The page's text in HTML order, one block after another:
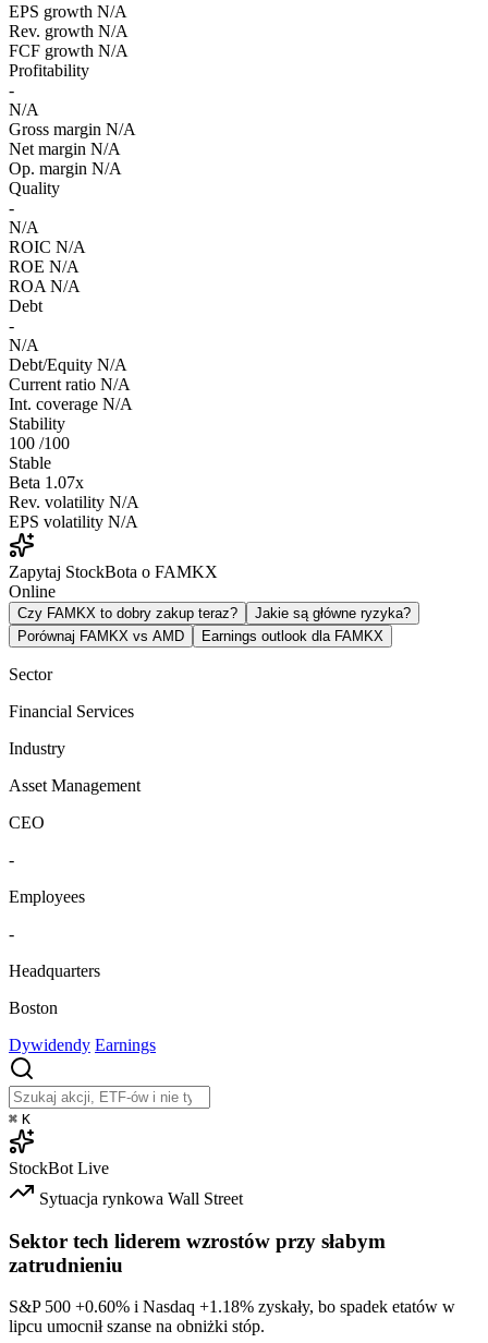
EPS growth N/A
Rev. growth N/A
FCF growth N/A
Profitability
-
N/A
Gross margin N/A
Net margin N/A
Op. margin N/A
Quality
-
N/A
ROIC N/A
ROE N/A
ROA N/A
Debt
-
N/A
Debt/Equity N/A
Current ratio N/A
Int. coverage N/A
Stability
100 /100
Stable
Beta 1.07x
Rev. volatility N/A
EPS volatility N/A
Zapytaj StockBota o FAMKX
Online
Czy FAMKX to dobry zakup teraz?
Jakie są główne ryzyka?
Porównaj FAMKX vs AMD
Earnings outlook dla FAMKX
Sector
Financial Services
Industry
Asset Management
CEO
-
Employees
-
Headquarters
Boston
Dywidendy Earnings
⌘ K
StockBot Live
Sytuacja rynkowa Wall Street
Sektor tech liderem wzrostów przy słabym
zatrudnieniu
S&P 500 +0.60% i Nasdaq +1.18% zyskały, bo spadek etatów w
lipcu umocnił szanse na obniżki stóp.